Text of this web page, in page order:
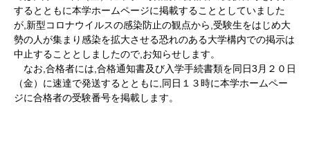
研究・教員Navi
受験生 在学生
卒業生
企業・研究者
するとともに本学ホームページに掲載することとしていました
が 新型コロナウイルスの感染防止の観点から 受験生をはじめ大
勢の人が集まり感染を拡大させる恐れのある大学構内での掲示は
中止することとしましたので お知らせします。
なお 合格者には 合格通知書及び入学手続書類を同日3 月２０ 日
（金）に速達で発送するとともに,同日１３時に本学ホームペー
ジに合格者の受験番号を掲載します。